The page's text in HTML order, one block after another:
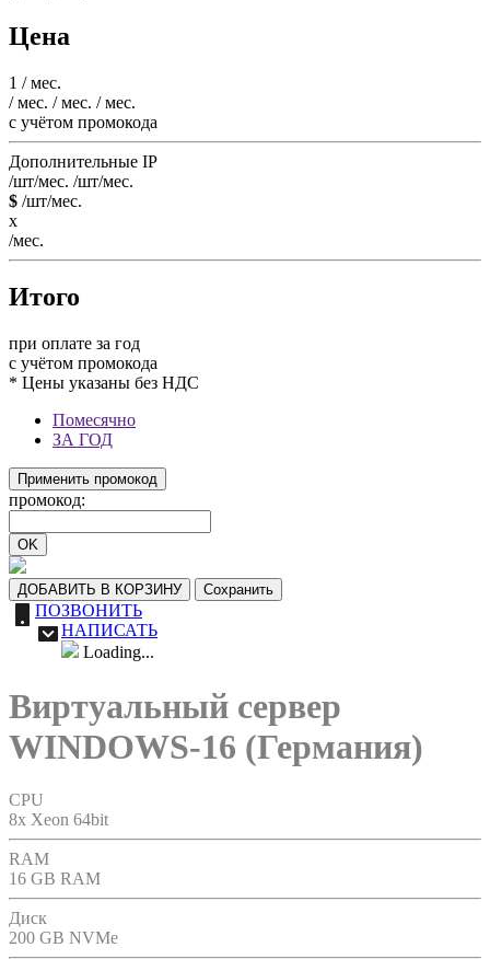
Цена
1 / мес.
/ мес. / мес. / мес.
c учётом промокода
Дополнительные IP
/шт/мес. /шт/мес.
$ /шт/мес.
x
/мес.
Итого
при оплате за год
c учётом промокода
* Цены указаны без НДС
Помесячно
ЗА ГОД
Применить промокод
промокод:
OK
ДОБАВИТЬ В КОРЗИНУ Сохранить
ПОЗВОНИТЬ
НАПИСАТЬ
Loading...
Виртуальный сервер
WINDOWS-16 (Германия)
CPU
8x Xeon 64bit
RAM
16 GB RAM
Диск
200 GB NVMe